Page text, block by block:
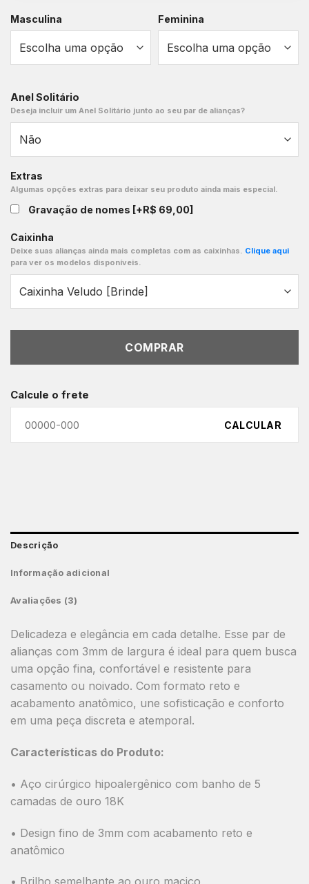
Masculina Feminina
Anel Solitário
Deseja incluir um Anel Solitário junto ao seu par de alianças?
Extras
Algumas opções extras para deixar seu produto ainda mais especial.
Gravação de nomes [+R$ 69,00]
Caixinha
Deixe suas alianças ainda mais completas com as caixinhas. Clique aqui
para ver os modelos disponíveis.
COMPRAR
Calcule o frete
CALCULAR
Descrição
Informação adicional
Avaliações (3)
Delicadeza e elegância em cada detalhe. Esse par de
alianças com 3mm de largura é ideal para quem busca
uma opção fina, confortável e resistente para
casamento ou noivado. Com formato reto e
acabamento anatômico, une sofisticação e conforto
em uma peça discreta e atemporal.
Características do Produto:
• Aço cirúrgico hipoalergênico com banho de 5
camadas de ouro 18K
• Design fino de 3mm com acabamento reto e
anatômico